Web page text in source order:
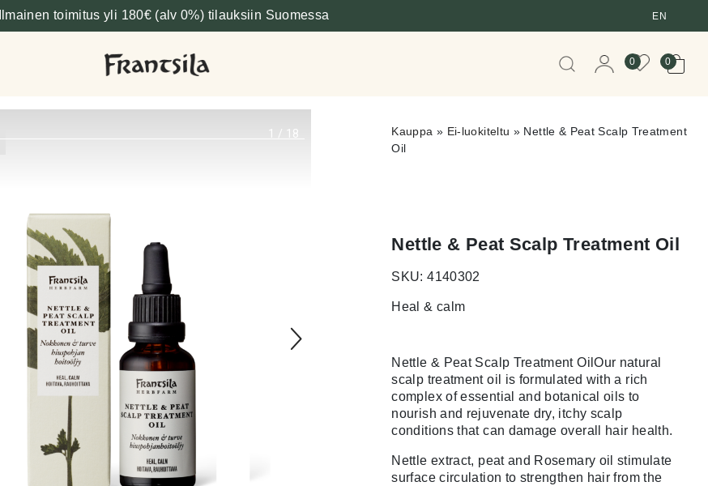
Ilmainen toimitus yli 180€ (alv 0%) tilauksiin Suomessa EN
When autocomplete
0 0
1 / 18 Kauppa » Ei-luokiteltu » Nettle & Peat Scalp Treatment
Oil
Nettle & Peat Scalp Treatment Oil
SKU: 4140302
Heal & calm
Nettle & Peat Scalp Treatment OilOur natural
scalp treatment oil is formulated with a rich
complex of essential and botanical oils to
nourish and rejuvenate dry, itchy scalp
conditions that can damage overall hair health.
Nettle extract, peat and Rosemary oil stimulate
surface circulation to strengthen hair from the